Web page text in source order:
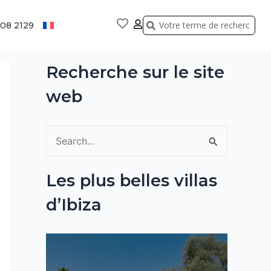
2129 Rechercher
Rechercher
Recherche sur le site
web
c
h
Les plus belles villas
d’Ibiza